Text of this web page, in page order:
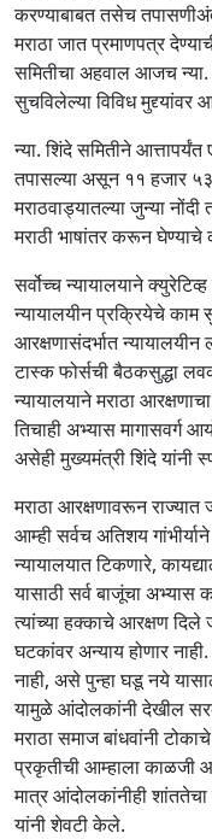
करण्याबाबत तसेच
मराठा जात प्रमाणपत्र
समितीचा अहवाल आजच
सुचविलेल्या विविध
न्या. शिंदे समितीने
तपासल्या असून ११ हजार
मराठवाड्यातल्या जुन्या
मराठी भाषांतर करून
सर्वोच्च न्यायालयाने
न्यायालयीन प्रक्रियेचे
आरक्षणासंदर्भात
टास्क फोर्सची बैठकसुद्धा
न्यायालयाने मराठा
तिचाही अभ्यास मागासवर्ग
असेही मुख्यमंत्री शिंदे यांनी
मराठा आरक्षणावरून
आम्ही सर्वच अतिशय
न्यायालयात टिकणारे,
यासाठी सर्व बाजूंचा अभ्यास
त्यांच्या हक्काचे आरक्षण
घटकांवर अन्याय होणार
नाही, असे पुन्हा घडू नये
यामुळे आंदोलकांनी देखील
मराठा समाज बांधवांनी
प्रकृतीची आम्हाला काळजी
मात्र आंदोलकांनीही
यांनी शेवटी केले.